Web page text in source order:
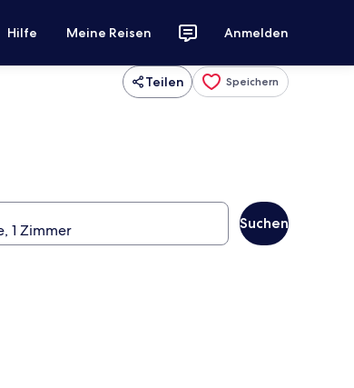
Hilfe Meine Reisen Anmelden
Teilen Speichern
Suchen